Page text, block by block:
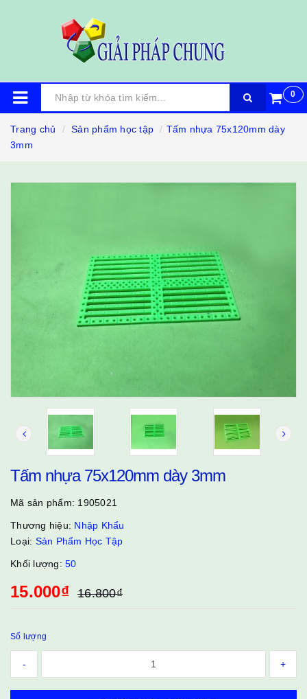
0
Trang chủ Sản phẩm học tập
Tấm nhựa 75x120mm dày
3mm
Tấm nhựa 75x120mm dày 3mm
Mã sản phẩm: 1905021
Thương hiệu: Nhập Khẩu
Loại: Sản Phẩm Học Tập
Khối lượng: 50
15.000₫ 16.800₫
Số lượng
- +